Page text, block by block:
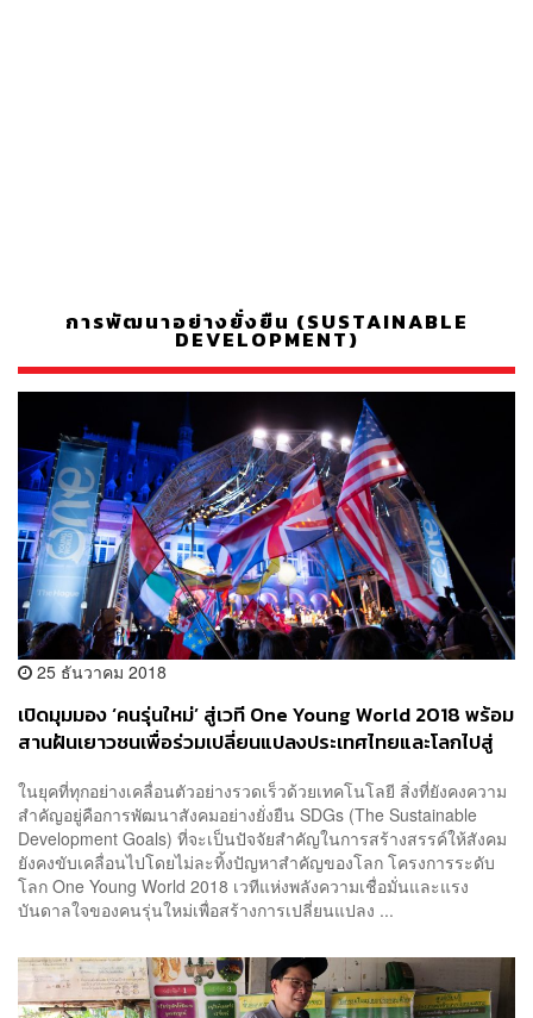
การพัฒนาอย่างยั่งยืน (SUSTAINABLE
DEVELOPMENT)
25 ธันวาคม 2018
เปิดมุมมอง ‘คนรุ่นใหม่’ สู่เวที One Young World 2018 พร้อม
สานฝันเยาวชนเพื่อร่วมเปลี่ยนแปลงประเทศไทยและโลกไปสู่
ในยุคที่ทุกอย่างเคลื่อนตัวอย่างรวดเร็วด้วยเทคโนโลยี สิ่งที่ยังคงความ
สำคัญอยู่คือการพัฒนาสังคมอย่างยั่งยืน SDGs (The Sustainable
Development Goals) ที่จะเป็นปัจจัยสำคัญในการสร้างสรรค์ให้สังคม
ยังคงขับเคลื่อนไปโดยไม่ละทิ้งปัญหาสำคัญของโลก โครงการระดับ
โลก One Young World 2018 เวทีแห่งพลังความเชื่อมั่นและแรง
บันดาลใจของคนรุ่นใหม่เพื่อสร้างการเปลี่ยนแปลง ...